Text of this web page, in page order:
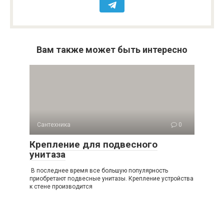
Вам также может быть интересно
Сантехника 0
Крепление для подвесного
унитаза
В последнее время все большую популярность
приобретают подвесные унитазы. Крепление устройства
к стене производится